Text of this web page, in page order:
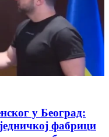
у Београд:
фабрици